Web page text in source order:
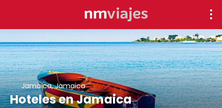
Jamaica, Jamaica
Hoteles en Jamaica